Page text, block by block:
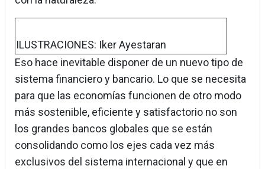
ILUSTRACIONES: Iker Ayestaran
Eso hace inevitable disponer de un nuevo tipo de
sistema financiero y bancario. Lo que se necesita
para que las economías funcionen de otro modo
más sostenible, eficiente y satisfactorio no son
los grandes bancos globales que se están
consolidando como los ejes cada vez más
exclusivos del sistema internacional y que en